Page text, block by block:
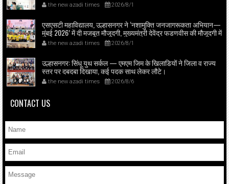
the new azadi times 2026/8/1
एसएसटी महाविद्यालय, उल्हासनगर ने ‘नशामुक्ति जनजागरूकता अभियान—
मुंबई 2026’ में दी मजबूत मौजूदगी, मुख्यमंत्री देवेंद्र फडणवीस की मौजूदगी में
मुंबई के एनएससीआई डोम में आयोजित शपथ ग्रहण समारोह का लाइव
प्रसारण उल्हासनगर में भी दिखाया गया; छात्रों ने प्रत्यक्ष व ऑनलाइन
हिस्सेदारी कर समाज में नशामुक्ति का संदेश फैलाया।
the new azadi times 2026/8/1
उल्हासनगर: सिंधू युथ सर्कल — एमएम जिम के खिलाडियों ने जिला व राज्य
स्तर पर दबदबा दिखाया, कई पदक साथ लेकर लौटे।
the new azadi times 2026/8/6
CONTACT US